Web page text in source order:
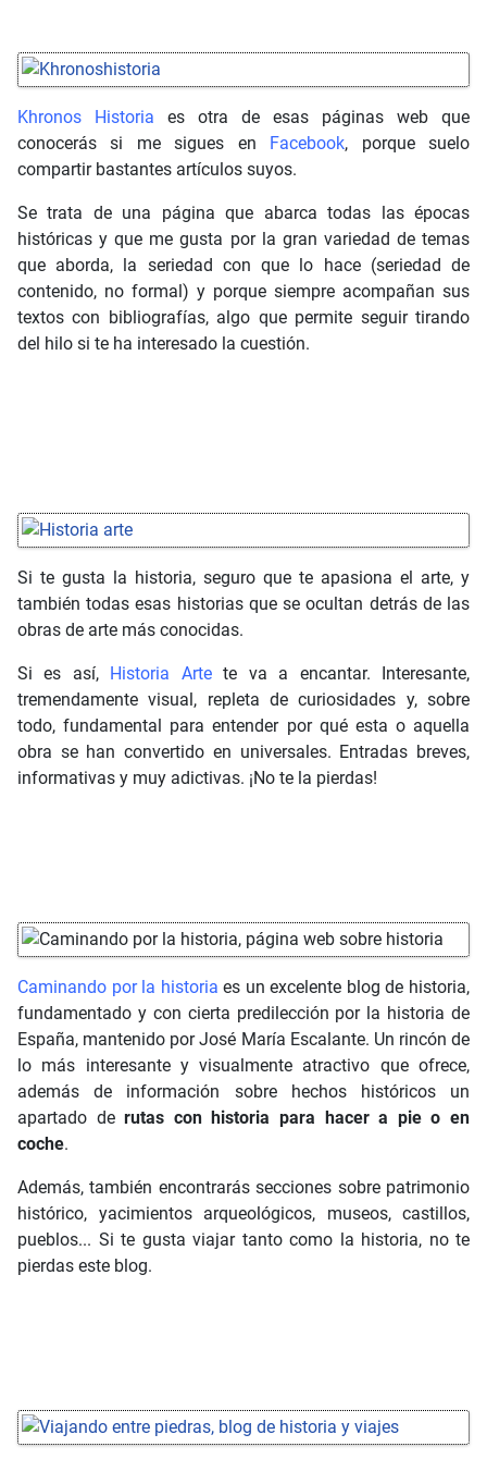
Khronos Historia es otra de esas páginas web que
conocerás si me sigues en Facebook, porque suelo
compartir bastantes artículos suyos.
Se trata de una página que abarca todas las épocas
históricas y que me gusta por la gran variedad de temas
que aborda, la seriedad con que lo hace (seriedad de
contenido, no formal) y porque siempre acompañan sus
textos con bibliografías, algo que permite seguir tirando
del hilo si te ha interesado la cuestión.
Si te gusta la historia, seguro que te apasiona el arte, y
también todas esas historias que se ocultan detrás de las
obras de arte más conocidas.
Si es así, Historia Artete va a encantar. Interesante,
tremendamente visual, repleta de curiosidades y, sobre
todo, fundamental para entender por qué esta o aquella
obra se han convertido en universales. Entradas breves,
informativas y muy adictivas. ¡No te la pierdas!
Caminando por la historia es un excelente blog de historia,
fundamentado y con cierta predilección por la historia de
España, mantenido por José María Escalante. Un rincón de
lo más interesante y visualmente atractivo que ofrece,
además de información sobre hechos históricos un
apartado derutas con historia para hacer a pie o en
coche.
Además, también encontrarás secciones sobre patrimonio
histórico, yacimientos arqueológicos, museos, castillos,
pueblos... Si te gusta viajar tanto como la historia, no te
pierdas este blog.